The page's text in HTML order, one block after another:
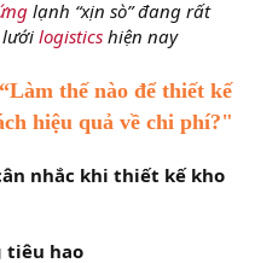
lạnh “xịn sò” đang rất
logistics hiện nay
“Làm thế nào để thiết kế
hiệu quả về chi phí?"
nhắc khi thiết kế kho
tiêu hao